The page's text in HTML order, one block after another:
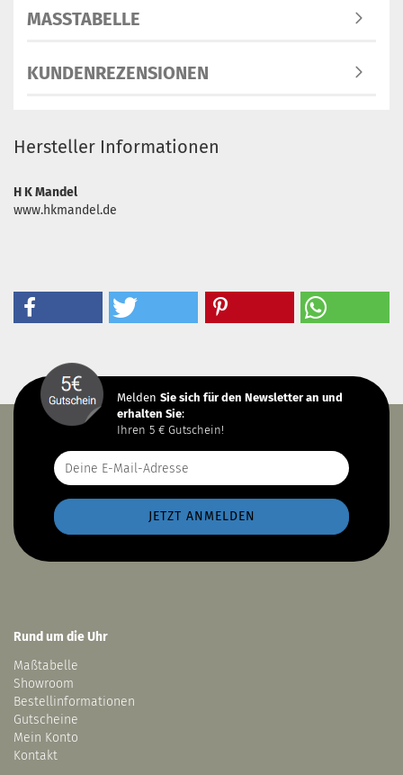
MASSTABELLE
KUNDENREZENSIONEN
Hersteller Informationen
H K Mandel
www.hkmandel.de
Melden Sie sich für den Newsletter an und
erhalten Sie:
Ihren 5 € Gutschein!
Rund um die Uhr
Maßtabelle
Showroom
Bestellinformationen
Gutscheine
Mein Konto
Kontakt